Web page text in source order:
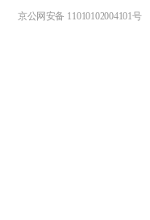
京公网安备 11010102004101号